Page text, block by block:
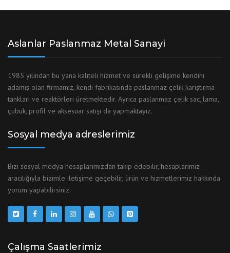
Aslanlar Paslanmaz Metal Sanayi
1985 yılından bu yana kaliteli hizmet ve sürekli gelişime kendini
adamış olan firmamız, kendi fabrikasında paslanmaz çelik karıştırma
tankları ve reaktörleri üretmektedir. Ayrıca paslanmaz çelik sac, lama,
çubuk, profil ve aksesuar satışı da yapmaktayız.
Sosyal medya adreslerimiz
Bizi sosyal medya hesaplarımızdan takip edebilir, hesaplarımız
aracılığıyla bizimle iletişime geçebilir, ürün ve hizmetlerimiz hakkında
yorum yapabilirsiniz.
Çalışma Saatlerimiz